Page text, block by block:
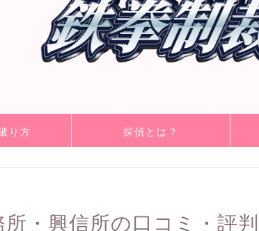
り方 探偵とは？
・興信所の口コミ・評判